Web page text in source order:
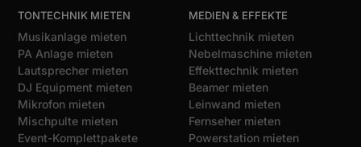
TONTECHNIK MIETEN
Musikanlage mieten
PA Anlage mieten
Lautsprecher mieten
DJ Equipment mieten
Mikrofon mieten
Mischpulte mieten
Event-Komplettpakete
MEDIEN & EFFEKTE
Lichttechnik mieten
Nebelmaschine mieten
Effekttechnik mieten
Beamer mieten
Leinwand mieten
Fernseher mieten
Powerstation mieten